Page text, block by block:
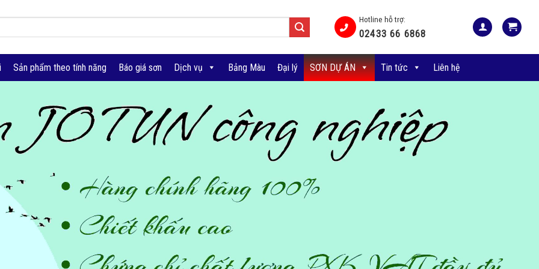
Hotline hỗ trợ:
02433 66 6868
Sản phẩm theo tính năng Báo giá sơn Dịch vụ Bảng Màu Đại lý SƠN DỰ ÁN Tin tức Liên hệ